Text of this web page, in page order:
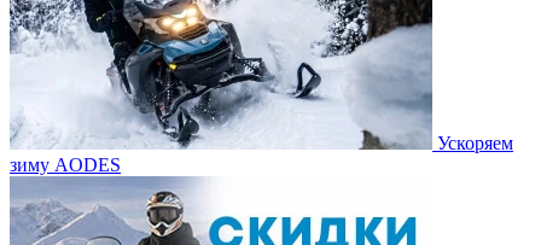
Ускоряем
зиму AODES